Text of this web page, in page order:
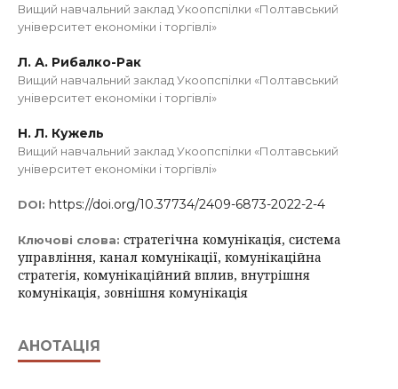
Вищий навчальний заклад Укоопспілки «Полтавський
університет економіки і торгівлі»
Л. А. Рибалко-Рак
Вищий навчальний заклад Укоопспілки «Полтавський
університет економіки і торгівлі»
Н. Л. Кужель
Вищий навчальний заклад Укоопспілки «Полтавський
університет економіки і торгівлі»
DOI: https://doi.org/10.37734/2409-6873-2022-2-4
Ключові слова: стратегічна комунікація, система
управління, канал комунікації, комунікаційна
стратегія, комунікаційний вплив, внутрішня
комунікація, зовнішня комунікація
АНОТАЦІЯ